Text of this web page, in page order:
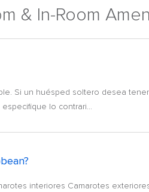
& In-Room
Si un huésped soltero desea
lo contrari...
interiores Camarotes